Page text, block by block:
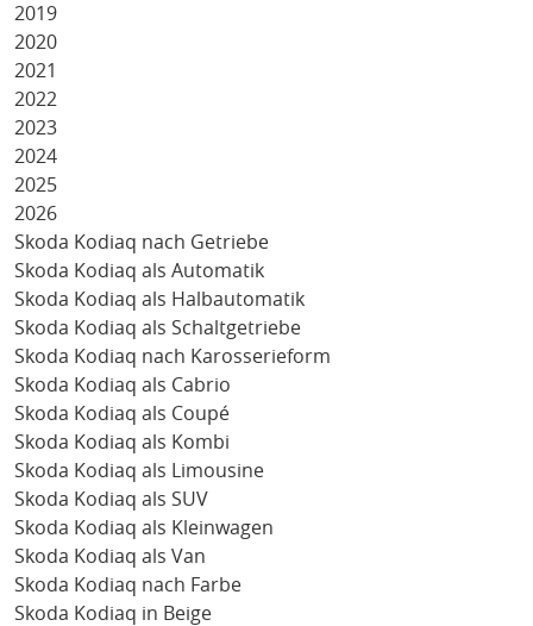
2019
2020
2021
2022
2023
2024
2025
2026
Skoda Kodiaq nach Getriebe
Skoda Kodiaq als Automatik
Skoda Kodiaq als Halbautomatik
Skoda Kodiaq als Schaltgetriebe
Skoda Kodiaq nach Karosserieform
Skoda Kodiaq als Cabrio
Skoda Kodiaq als Coupé
Skoda Kodiaq als Kombi
Skoda Kodiaq als Limousine
Skoda Kodiaq als SUV
Skoda Kodiaq als Kleinwagen
Skoda Kodiaq als Van
Skoda Kodiaq nach Farbe
Skoda Kodiaq in Beige